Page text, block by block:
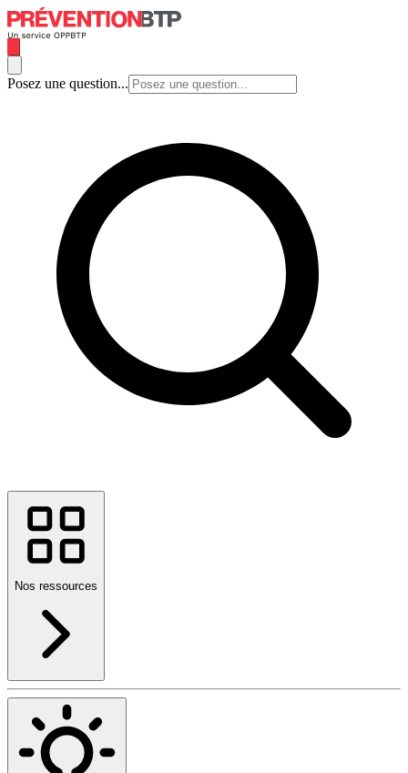
Posez une question...
Nos ressources